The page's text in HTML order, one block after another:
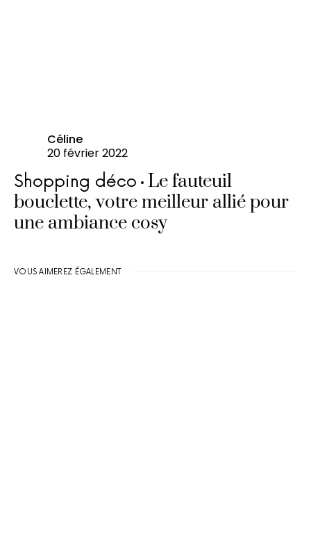
Céline
20 février 2022
Shopping déco
Le fauteuil
bouclette, votre meilleur allié pour
une ambiance cosy
VOUS AIMEREZ ÉGALEMENT